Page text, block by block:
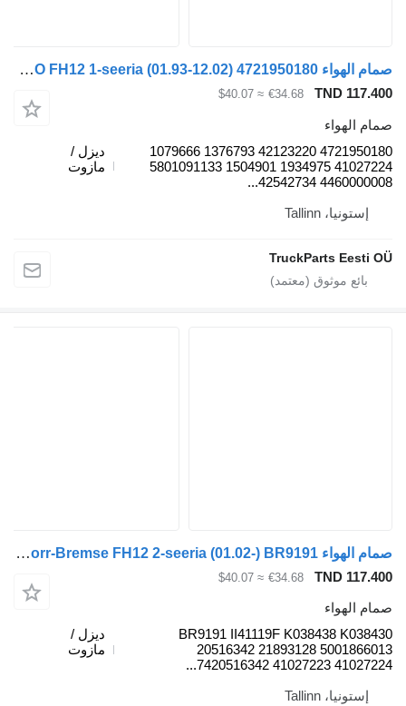
صمام الهواء WABCO FH12 1-seeria (01.93-12.02) 4721950180 لـ السيارات القاطرة Volvo FH12, FH16, NH12, FH, VNL780 (1993-2014)
TND
€34.68
≈ $40.07
4721950180 42123220 1376793 1079666
41027224 1934975 1504901 5801091133
ديزل /
مازوت
TruckParts
صمام الهواء Knorr-Bremse FH12 2-seeria (01.02-) BR9191 لـ السيارات القاطرة Volvo FH12, FH16, NH12, FH, VNL780 (1993-2014)
TND
€34.68
≈ $40.07
BR9191 II41119F K038438
20516342 21893128
7420516342 41027223